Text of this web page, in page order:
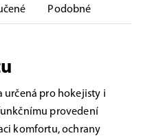
Podobné
určená pro hokejisty i
provedení
komfortu, ochrany